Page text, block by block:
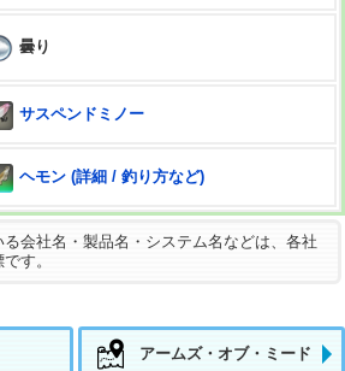
曇り
サスペンドミノー
ヘモン (詳細 / 釣り方など)
会社名・製品名・システム名などは、各社
す。
アームズ・オブ・ミード